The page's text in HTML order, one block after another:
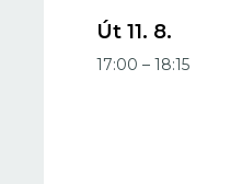
Út 11. 8.
17:00 – 18:15